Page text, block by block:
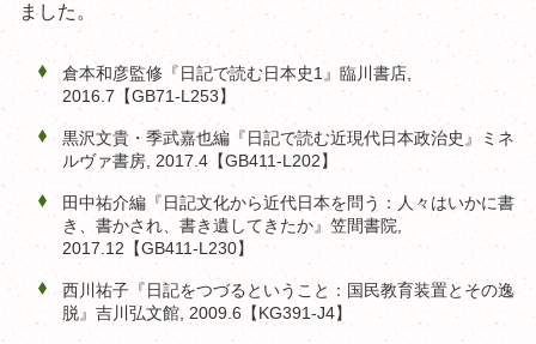
ました。
倉本和彦監修『日記で読む日本史1』臨川書店,
2016.7【GB71-L253】
黒沢文貴・季武嘉也編『日記で読む近現代日本政治史』ミネ
ルヴァ書房, 2017.4【GB411-L202】
田中祐介編『日記文化から近代日本を問う：人々はいかに書
き、書かされ、書き遺してきたか』笠間書院,
2017.12【GB411-L230】
西川祐子『日記をつづるということ：国民教育装置とその逸
脱』吉川弘文館, 2009.6【KG391-J4】